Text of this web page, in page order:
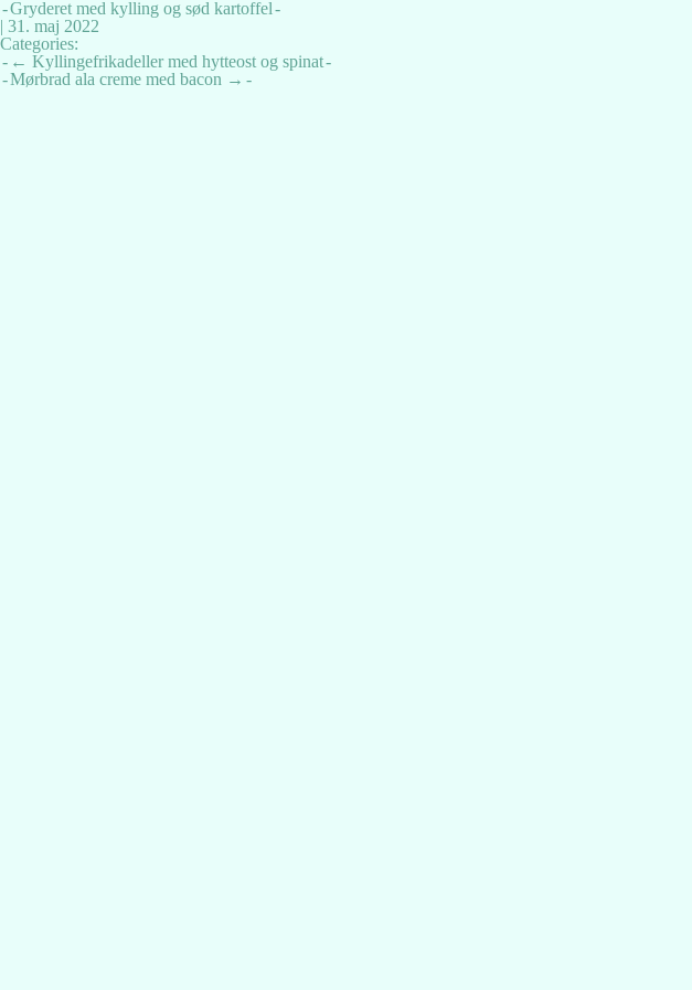
Gryderet med kylling og sød kartoffel
| 31. maj 2022
Categories:
Indlægsnavigation
← Kyllingefrikadeller med hytteost og spinat
Mørbrad ala creme med bacon →